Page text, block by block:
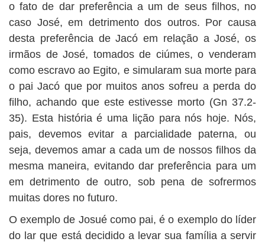
o fato de dar preferência a um de seus filhos, no
caso José, em detrimento dos outros. Por causa
desta preferência de Jacó em relação a José, os
irmãos de José, tomados de ciúmes, o venderam
como escravo ao Egito, e simularam sua morte para
o pai Jacó que por muitos anos sofreu a perda do
filho, achando que este estivesse morto (Gn 37.2-
35). Esta história é uma lição para nós hoje. Nós,
pais, devemos evitar a parcialidade paterna, ou
seja, devemos amar a cada um de nossos filhos da
mesma maneira, evitando dar preferência para um
em detrimento de outro, sob pena de sofrermos
muitas dores no futuro.
O exemplo de Josué como pai, é o exemplo do líder
do lar que está decidido a levar sua família a servir